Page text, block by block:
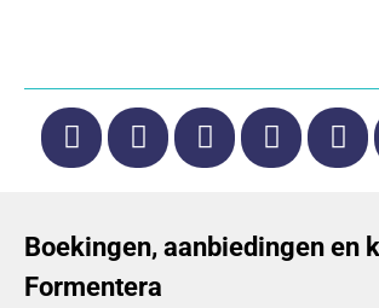
Boekingen, aanbiedingen en
Formentera